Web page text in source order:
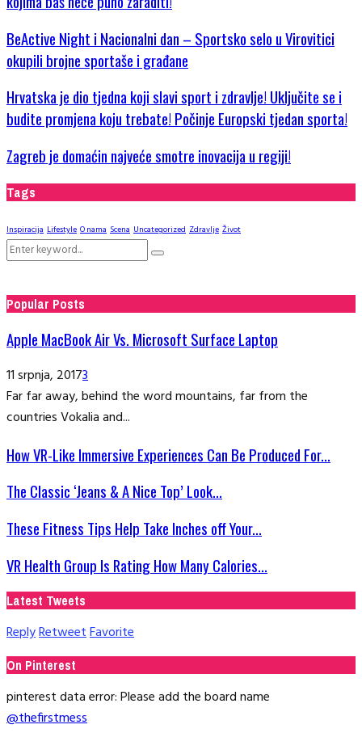
BeActive Night i Nacionalni dan – Sportsko selo u Virovitici
okupili brojne sportaše i građane
Hrvatska je dio tjedna koji slavi sport i zdravlje! Uključite se i
budite promjena koju trebate! Počinje Europski tjedan sporta!
Zagreb je domaćin najveće smotre inovacija u regiji!
Tags
Inspiracija Lifestyle O nama Scena Uncategorized Zdravlje Život
Search
Search
Popular Posts
Apple MacBook Air Vs. Microsoft Surface Laptop
11 srpnja, 20173
Far far away, behind the word mountains, far from the
countries Vokalia and...
How VR-Like Immersive Experiences Can Be Produced For...
The Classic ‘Jeans & A Nice Top’ Look...
These Fitness Tips Help Take Inches off Your...
VR Health Group Is Rating How Many Calories...
Latest Tweets
ReplyRetweetFavorite
On Pinterest
pinterest data error: Please add the board name
@thefirstmess